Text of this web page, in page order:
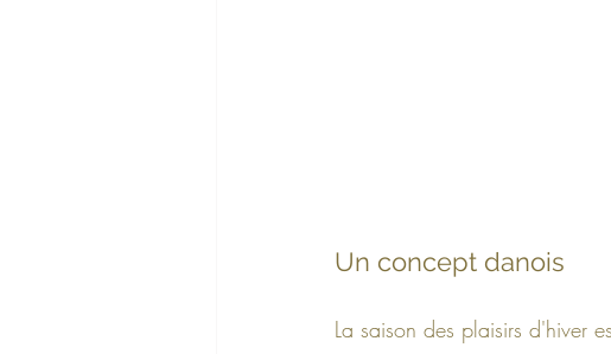
Un concept danois
La saison des plaisirs d'hiver